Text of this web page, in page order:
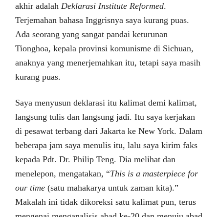
akhir adalah Deklarasi Institute Reformed.
Terjemahan bahasa Inggrisnya saya kurang puas.
Ada seorang yang sangat pandai keturunan
Tionghoa, kepala provinsi komunisme di Sichuan,
anaknya yang menerjemahkan itu, tetapi saya masih
kurang puas.
Saya menyusun deklarasi itu kalimat demi kalimat,
langsung tulis dan langsung jadi. Itu saya kerjakan
di pesawat terbang dari Jakarta ke New York. Dalam
beberapa jam saya menulis itu, lalu saya kirim faks
kepada Pdt. Dr. Philip Teng. Dia melihat dan
menelepon, mengatakan, “This is a masterpiece for
our time (satu mahakarya untuk zaman kita).”
Makalah ini tidak dikoreksi satu kalimat pun, terus